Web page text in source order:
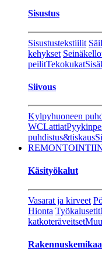
Sisustus
Sisustustekstiilit
kehykset
peilitTekokukat
Siivous
Kylpyhuoneen
WCLattiat
puhdistus&tiskaus
Käsityökalut
Vasarat ja kirveet
Hionta Työkalusetit
katkoteräveitset